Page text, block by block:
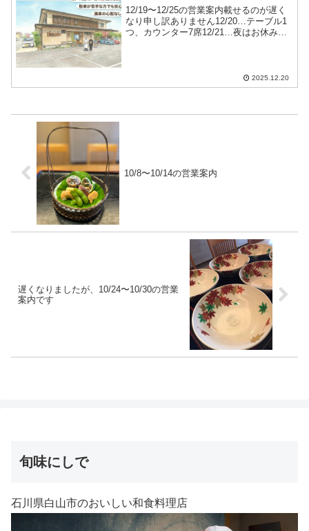
12/19〜12/25の営業案内載せるのが遅く
なり申し訳ありません12/20…テーブル1
つ、カウンター7席12/21…夜はお休み
2025.12.20
10/8〜10/14の営業案内
遅くなりましたが、10/24〜10/30の営業
案内です
旬味にしで
石川県白山市のおいしい和食料理店